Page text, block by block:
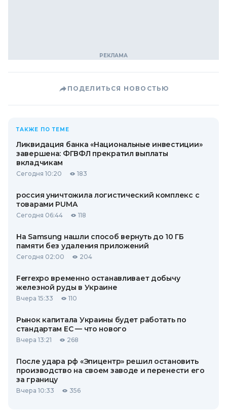
ПОДЕЛИТЬСЯ НОВОСТЬЮ
ТАКЖЕ ПО ТЕМЕ
Ликвидация банка «Национальные инвестиции»
завершена: ФГВФЛ прекратил выплаты
вкладчикам
Сегодня 10:20 183
россия уничтожила логистический комплекс с
товарами PUMA
Сегодня 06:44 118
На Samsung нашли способ вернуть до 10 ГБ
памяти без удаления приложений
Сегодня 02:00 204
Ferrexpo временно останавливает добычу
железной руды в Украине
Вчера 15:33 110
Рынок капитала Украины будет работать по
стандартам ЕС — что нового
Вчера 13:21 268
После удара рф «Эпицентр» решил остановить
производство на своем заводе и перенести его
за границу
Вчера 10:33 356